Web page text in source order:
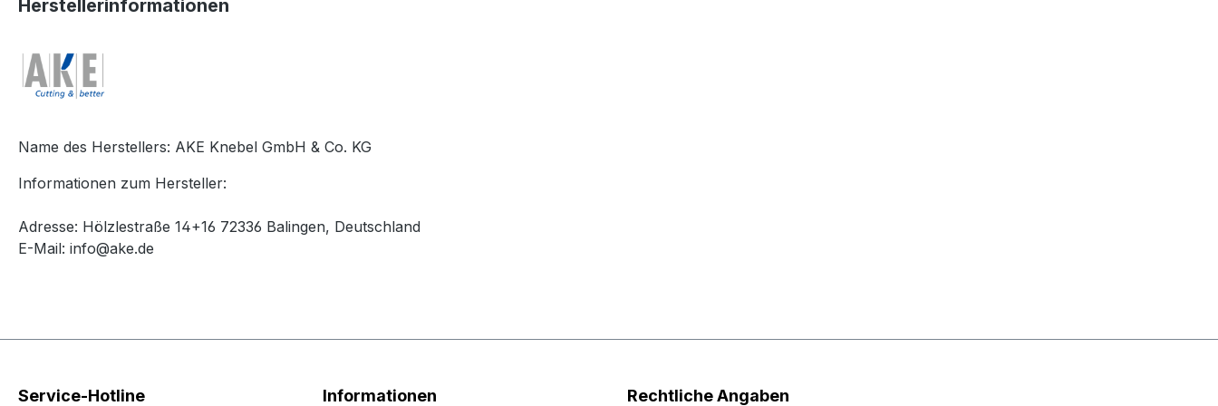
Herstellerinformationen
Name des Herstellers: AKE Knebel GmbH & Co. KG
Informationen zum Hersteller:
Adresse: Hölzlestraße 14+16 72336 Balingen, Deutschland
E-Mail: info@ake.de
Service-Hotline Informationen Rechtliche Angaben